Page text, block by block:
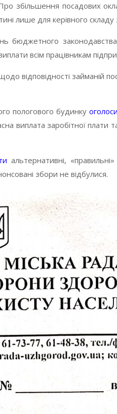
збільшення посадових
лише для керівного складу
бюджетного законодавства,
всім працівникам
відповідності займаній
пологового будинку
виплата заробітної плати
альтернативні,
збори не відбулися.